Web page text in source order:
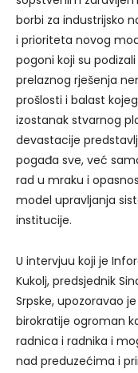
borbi za industrijsko
i prioriteta novog
pogoni koji su
prelaznog rješenja
prošlosti i balast
izostanak stvarnog
devastacije
pogađa sve, već
rad u mraku i
model upravljanja
institucije.
U intervjuu koji je
Kukolj, predsjednik
Srpske, upozoravao
birokratije ogroman
radnica i radnika i
nad preduzećima i